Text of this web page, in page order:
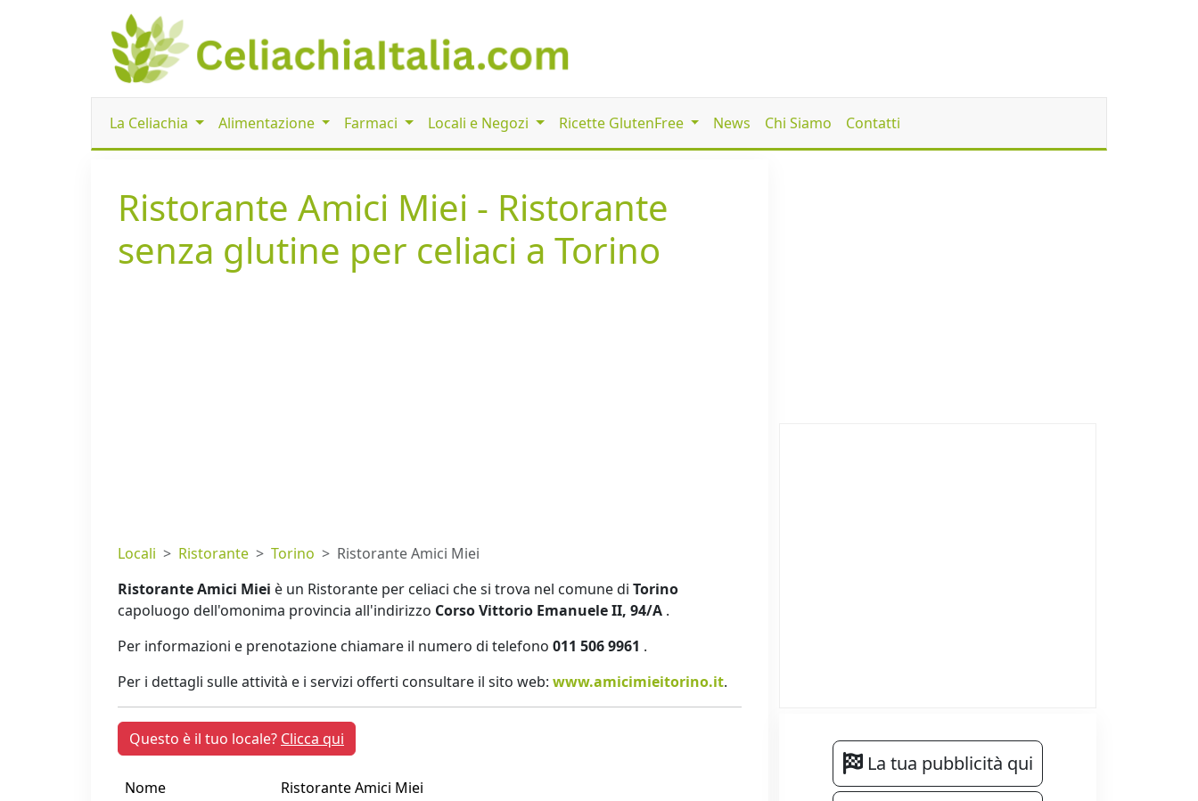
La Celiachia Alimentazione Farmaci Locali e Negozi Ricette GlutenFree News Chi Siamo Contatti
Ristorante Amici Miei - Ristorante
senza glutine per celiaci a Torino
Locali Ristorante Torino
Ristorante Amici Miei
Ristorante Amici Miei è un Ristorante per celiaci che si trova nel comune di Torino
capoluogo dell'omonima provincia all'indirizzo Corso Vittorio Emanuele II, 94/A .
Per informazioni e prenotazione chiamare il numero di telefono 011 506 9961 .
Per i dettagli sulle attività e i servizi offerti consultare il sito web: www.amicimieitorino.it.
Questo è il tuo locale? Clicca qui
Nome
Ristorante Amici Miei
La tua pubblicità qui